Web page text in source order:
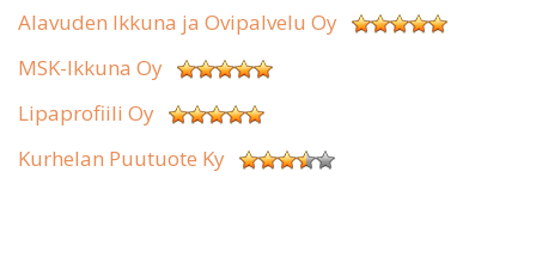
Alavuden Ikkuna ja Ovipalvelu Oy
MSK-Ikkuna Oy
Lipaprofiili Oy
Kurhelan Puutuote Ky